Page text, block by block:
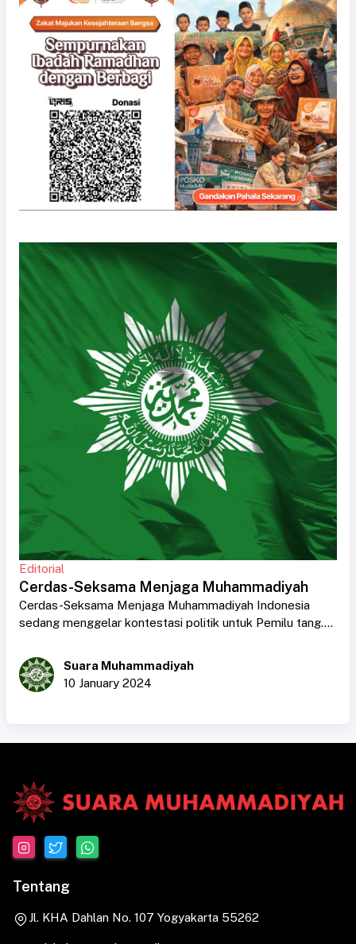
Editorial
Cerdas-Seksama Menjaga Muhammadiyah
Cerdas-Seksama Menjaga Muhammadiyah Indonesia
sedang menggelar kontestasi politik untuk Pemilu tang....
Suara Muhammadiyah
10 January 2024
Tentang
Jl. KHA Dahlan No. 107 Yogyakarta 55262